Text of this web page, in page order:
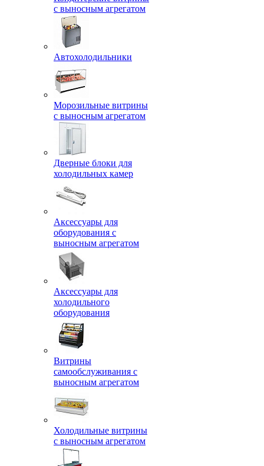
с выносным агрегатом
Автохолодильники
Морозильные витрины
с выносным агрегатом
Дверные блоки для
холодильных камер
Аксессуары для
оборудования с
выносным агрегатом
Аксессуары для
холодильного
оборудования
Витрины
самообслуживания с
выносным агрегатом
Холодильные витрины
с выносным агрегатом